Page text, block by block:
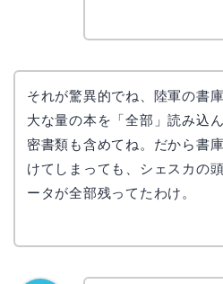
それが驚異的でね、陸軍の書
大な量の本を「全部」読み込
密書類も含めてね。だから書
けてしまっても、シェスカの
ータが全部残ってたわけ。